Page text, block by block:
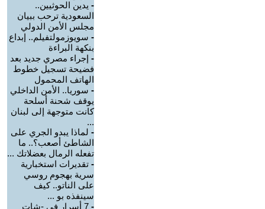
- يدين الحوثيين..
السعودية ترحب ببيان
مجلس الأمن الدولي
- سويوزمولتفيلم.. إبداع
بنكهة البراءة
- إجراء مصري جديد بعد
فضيحة تسجيل خطوط
الهاتف المحمول
- سوريا.. الأمن الداخلي
يوقف شحنة أسلحة
كانت متوجهة إلى لبنان
...
- لماذا يبدو الجري على
الشاطئ أصعب؟.. ما
تفعله الرمال بعضلاتك ...
- تقديرات استخبارية
سرية بهجوم روسي
على الناتو.. كيف
سينفذه بو ...
-
7 أسرار في -شات